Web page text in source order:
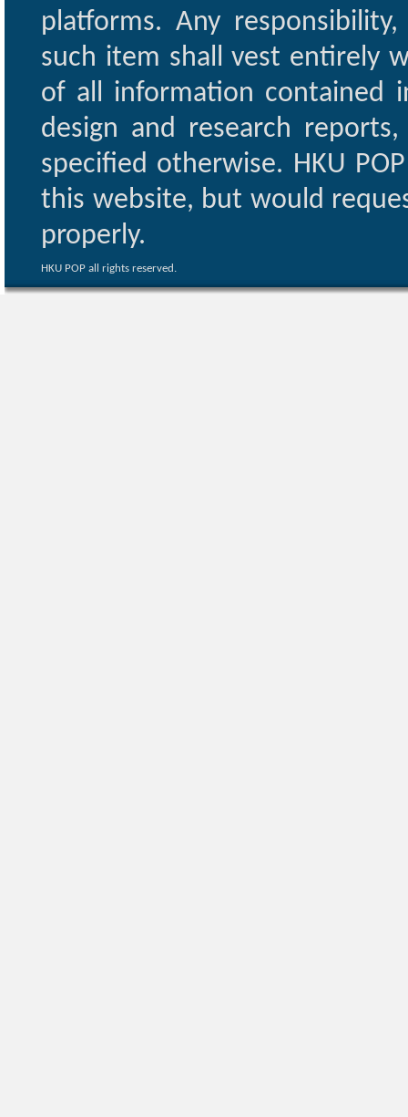
platforms. Any
such item shall vest entirely
of all information contained
design and research
specified otherwise. HKU
this website, but would
properly.
HKU POP all rights reserved.